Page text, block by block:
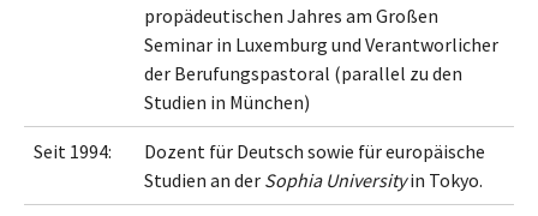
propädeutischen Jahres am Großen
Seminar in Luxemburg und Verantworlicher
der Berufungspastoral (parallel zu den
Studien in München)
Seit 1994:
Dozent für Deutsch sowie für europäische
Studien an der Sophia Universityin Tokyo.